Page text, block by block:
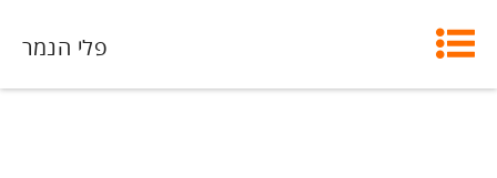
פלי הנמר